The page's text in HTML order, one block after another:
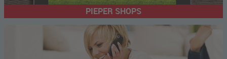
PIEPER SHOPS